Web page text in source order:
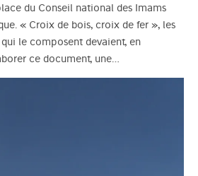
du Conseil national des Imams
« Croix de bois, croix de fer », les
le composent devaient, en
ce document, une…